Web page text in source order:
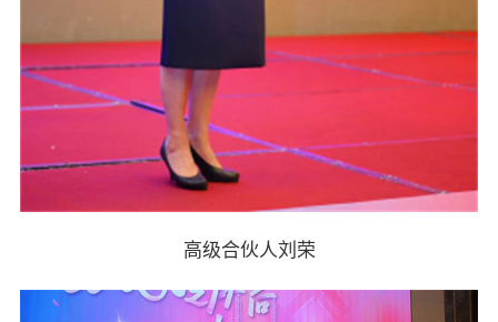
高级合伙人刘荣